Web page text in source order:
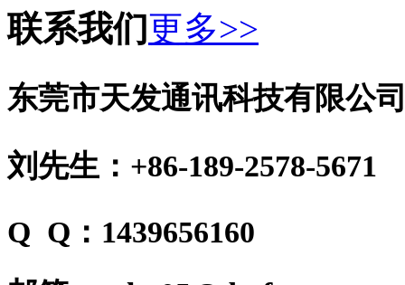
联系我们更多>>
东莞市天发通讯科技有限公
刘先生：+86-189-2578-5671
Q Q：1439656160